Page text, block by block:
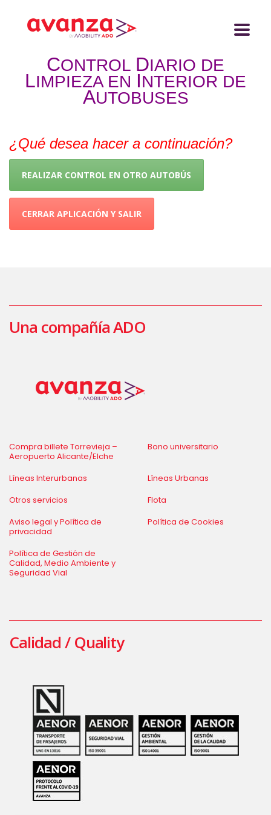
CONTROL DIARIO DE
LIMPIEZA EN INTERIOR DE
AUTOBUSES
¿Qué desea hacer a continuación?
REALIZAR CONTROL EN OTRO AUTOBÚS
CERRAR APLICACIÓN Y SALIR
Una compañía ADO
Compra billete Torrevieja –
Aeropuerto Alicante/Elche
Bono universitario
Líneas Interurbanas
Líneas Urbanas
Otros servicios
Flota
Aviso legal y Política de
privacidad
Política de Cookies
Política de Gestión de
Calidad, Medio Ambiente y
Seguridad Vial
Calidad / Quality